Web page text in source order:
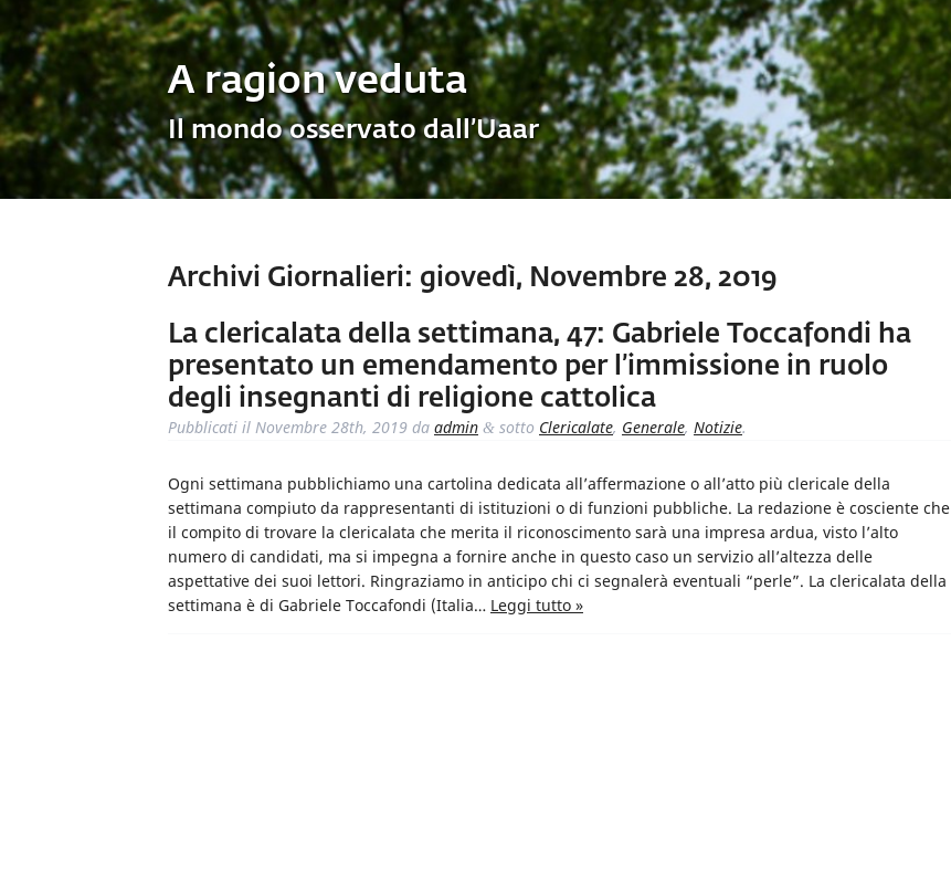
A ragion veduta
Il mondo osservato dall’Uaar
Archivi Giornalieri: giovedì, Novembre 28, 2019
La clericalata della settimana, 47: Gabriele Toccafondi ha
presentato un emendamento per l’immissione in ruolo
degli insegnanti di religione cattolica
Pubblicati il Novembre 28th, 2019 da admin & sotto Clericalate, Generale, Notizie.
Ogni settimana pubblichiamo una cartolina dedicata all’affermazione o all’atto più clericale della
settimana compiuto da rappresentanti di istituzioni o di funzioni pubbliche. La redazione è cosciente che
il compito di trovare la clericalata che merita il riconoscimento sarà una impresa ardua, visto l’alto
numero di candidati, ma si impegna a fornire anche in questo caso un servizio all’altezza delle
aspettative dei suoi lettori. Ringraziamo in anticipo chi ci segnalerà eventuali “perle”. La clericalata della
settimana è di Gabriele Toccafondi (Italia… Leggi tutto »